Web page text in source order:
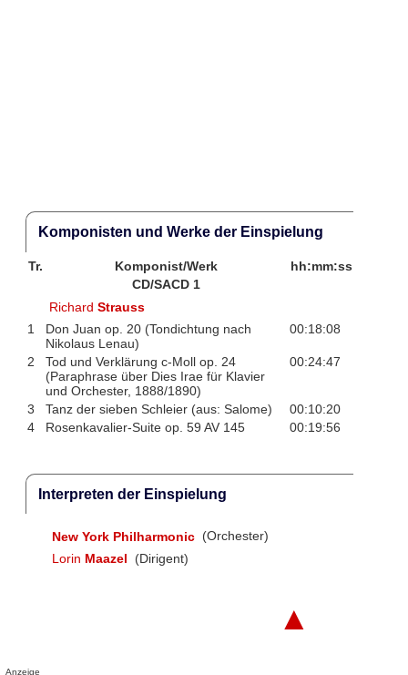
Komponisten und Werke der Einspielung
Tr. Komponist/Werk
hh:mm:ss
CD/SACD 1
RichardStrauss
1
Don Juan op. 20 (Tondichtung nach
Nikolaus Lenau)
00:18:08
2
Tod und Verklärung c-Moll op. 24
(Paraphrase über Dies Irae für Klavier
und Orchester, 1888/1890)
00:24:47
3 Tanz der sieben Schleier (aus: Salome)
00:10:20
4
Rosenkavalier-Suite op. 59 AV 145 00:19:56
Interpreten der Einspielung
New York Philharmonic (Orchester)
Lorin Maazel (Dirigent)
▲
Anzeige